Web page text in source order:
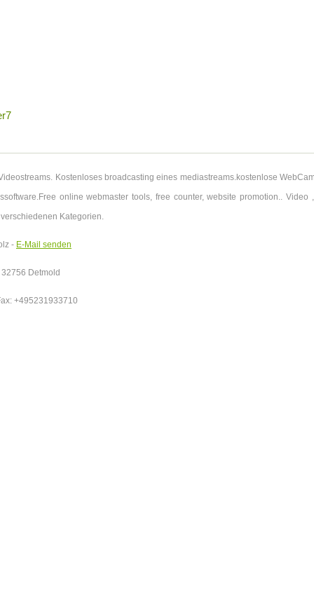
Kostenloses broadcasting eines mediastreams.kostenlose
online webmaster tools, free counter, website promotion.. Video
Kategorien.
- E-Mail senden
Detmold
+495231933710